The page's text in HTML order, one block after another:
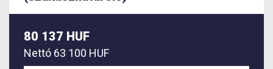
80 137 HUF
Nettó 63 100 HUF